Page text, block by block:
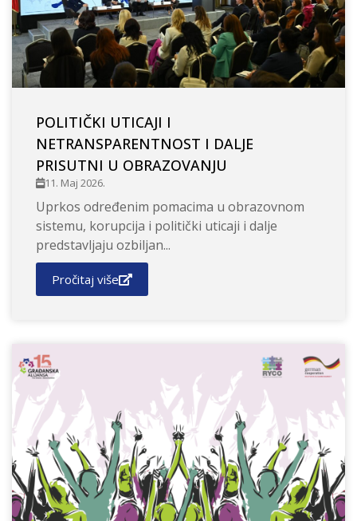
POLITIČKI UTICAJI I
NETRANSPARENTNOST I DALJE
PRISUTNI U OBRAZOVANJU
11. Maj 2026.
Uprkos određenim pomacima u obrazovnom
sistemu, korupcija i politički uticaji i dalje
predstavljaju ozbiljan...
Pročitaj više